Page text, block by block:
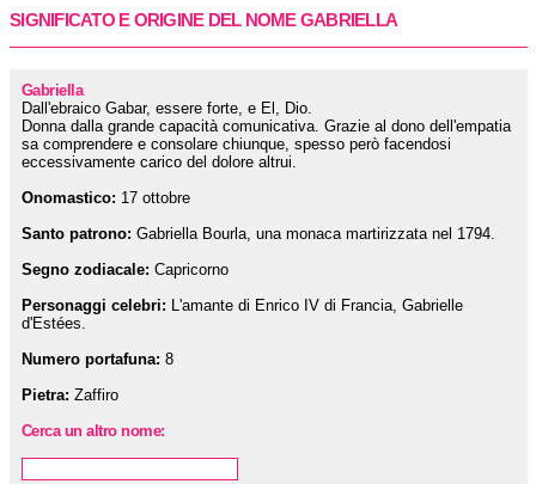
SIGNIFICATO E ORIGINE DEL NOME GABRIELLA
Gabriella
Dall'ebraico Gabar, essere forte, e El, Dio.
Donna dalla grande capacità comunicativa. Grazie al dono dell'empatia
sa comprendere e consolare chiunque, spesso però facendosi
eccessivamente carico del dolore altrui.
Onomastico: 17 ottobre
Santo patrono: Gabriella Bourla, una monaca martirizzata nel 1794.
Segno zodiacale: Capricorno
Personaggi celebri: L'amante di Enrico IV di Francia, Gabrielle
d'Estées.
Numero portafuna: 8
Pietra: Zaffiro
Cerca un altro nome: